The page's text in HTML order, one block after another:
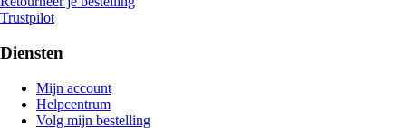
Trustpilot
Diensten
Mijn account
Helpcentrum
Volg mijn bestelling